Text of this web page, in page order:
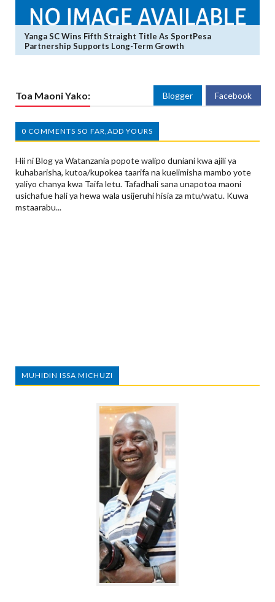
Yanga SC Wins Fifth Straight Title As SportPesa
Partnership Supports Long-Term Growth
Toa Maoni Yako: Blogger Facebook
0 COMMENTS SO FAR,ADD YOURS
Hii ni Blog ya Watanzania popote walipo duniani kwa ajili ya
kuhabarisha, kutoa/kupokea taarifa na kuelimisha mambo yote
yaliyo chanya kwa Taifa letu. Tafadhali sana unapotoa maoni
usichafue hali ya hewa wala usijeruhi hisia za mtu/watu. Kuwa
mstaarabu...
MUHIDIN ISSA MICHUZI